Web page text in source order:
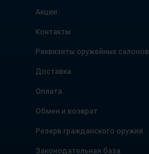
Акции
Контакты
Реквизиты оружейных салонов
Доставка
Оплата
Обмен и возврат
Резерв гражданского оружия
Законодательная база